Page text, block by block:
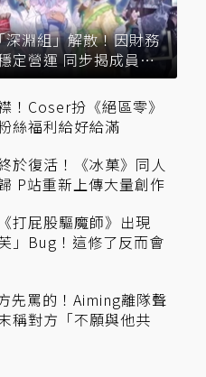
深淵組」解散！因財務
定營運 同步揭成員未
！Coser扮《絕區零》
絲福利給好給滿
於復活！《冰菓》同人
P站重新上傳大量創作
打屁股驅魔師》出現
」Bug！這修了反而會
先罵的！Aiming離隊聲
稱對方「不願與他共